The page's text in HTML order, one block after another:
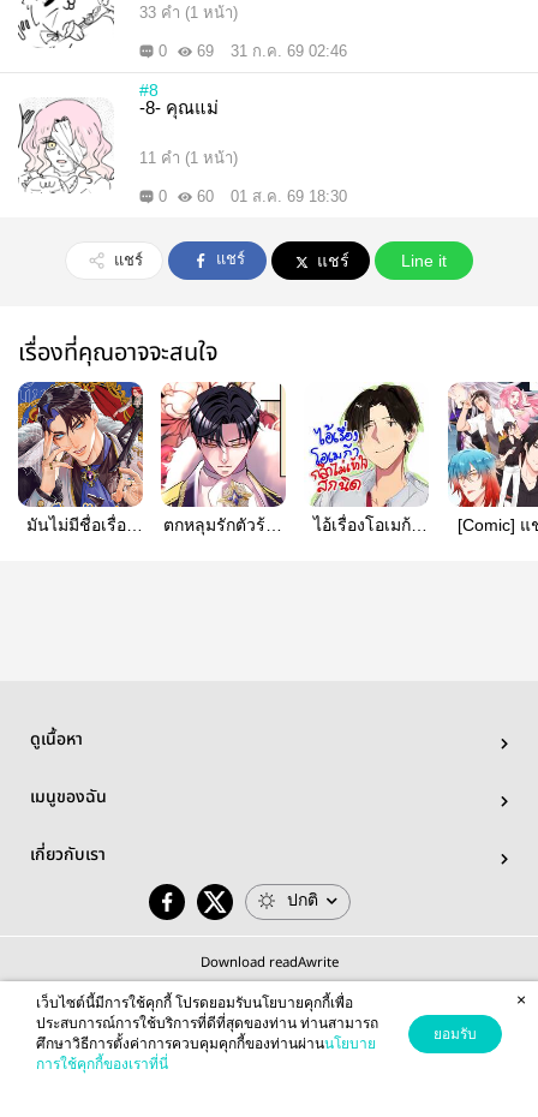
33 คำ (1 หน้า)
0 69 31 ก.ค. 69 02:46
#8
-8- คุณแม่
11 คำ (1 หน้า)
0 60 01 ส.ค. 69 18:30
แชร์ แชร์ แชร์ Line it
เรื่องที่คุณอาจจะสนใจ
มันไม่มีชื่อเรื่อง
ตกหลุมรักตัวร้าย
ไอ้เรื่องโอเมก้า
[Comic] แ
ดูเนื้อหา
เมนูของฉัน
เกี่ยวกับเรา
ปกติ
Download readAwrite
© 2026 readAwrite.com by MEB Corporation Public Company Limited
This site is protected by reCAPTCHA and the Google
เว็บไซต์นี้มีการใช้คุกกี้ โปรดยอมรับนโยบายคุกกี้เพื่อ
ประสบการณ์การใช้บริการที่ดีที่สุดของท่าน ท่านสามารถ
ศึกษาวิธีการตั้งค่าการควบคุมคุกกี้ของท่านผ่านนโยบาย
การใช้คุกกี้ของเราที่นี่
ยอมรับ
×